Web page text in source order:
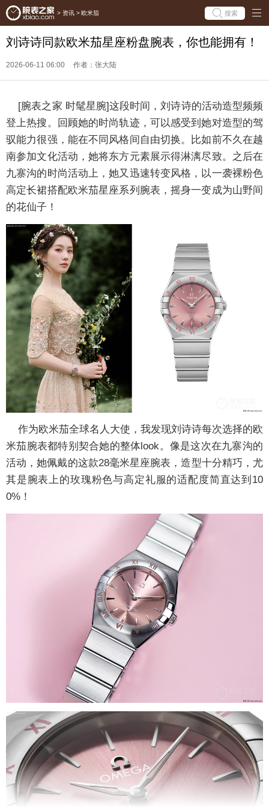
> 资讯 > 欧米茄 搜索
刘诗诗同款欧米茄星座粉盘腕表，你也能拥有！
2026-06-11 06:00 作者：张大陆
[腕表之家 时髦星腕]这段时间，刘诗诗的活动造型频频
登上热搜。回顾她的时尚轨迹，可以感受到她对造型的驾
驭能力很强，能在不同风格间自由切换。比如前不久在越
南参加文化活动，她将东方元素展示得淋漓尽致。之后在
九寨沟的时尚活动上，她又迅速转变风格，以一袭裸粉色
高定长裙搭配欧米茄星座系列腕表，摇身一变成为山野间
的花仙子！
作为欧米茄全球名人大使，我发现刘诗诗每次选择的欧
米茄腕表都特别契合她的整体look。像是这次在九寨沟的
活动，她佩戴的这款28毫米星座腕表，造型十分精巧，尤
其是腕表上的玫瑰粉色与高定礼服的适配度简直达到10
0%！